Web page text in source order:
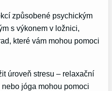
způsobené psychickým
s výkonem v ložnici,
které vám mohou pomoci
úroveň stresu – relaxační
jóga mohou pomoci